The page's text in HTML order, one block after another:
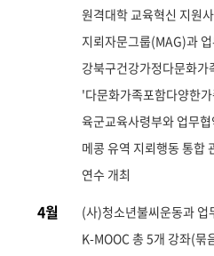
원격대학 교육혁신 지원
지뢰자문그룹(MAG)과
강북구건강가정다문화가
'다문화가족포함다양한
육군교육사령부와 업무협
메콩 유역 지뢰행동 통합
연수 개최
4월
(사)청소년불씨운동과 업
K-MOOC 총 5개 강좌(묶